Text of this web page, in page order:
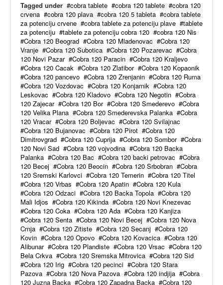
Tagged under
cobra tablete cobra 120 tablete
cobra 120
crvena
cobra 120 plava cobra 120 5 tableta
cobra tablete
za potenciju crvene
cobra tablete za potenciju plave
tablete
za potenciju
tablete za potenciju cobra 120
cobra 120 Nis
Cobra 120 Beograd
Cobra 120 Mladenovac
Cobra 120
Vranje
Cobra 120 Subotica Cobra 120 Pozarevac
Cobra
120 Novi Pazar
Cobra 120 Paracin
Cobra 120 Kraljevo
Cobra 120 Cacak
Cobra 120 Zlatibor
Cobra 120 Kopaonik
Cobra 120 pancevo
Cobra 120 Zrenjanin
Cobra 120 Ruma
Cobra 120 Vozdovac
Cobra 120 Konjarnik
Cobra 120
Leskovac
Cobra 120 Kladovo Cobra 120 Negotin
Cobra
120 Zajecar
Cobra 120 Bor Cobra 120 Smederevo
Cobra
120 Velika Plana
Cobra 120 Smederevska Palanka
Cobra
120 Vracar
Cobra 120 Boljevac
Cobra 120 Svilajnac
Cobra 120 Bujanovac
Cobra 120 Pirot
Cobra 120
Dimitrovgrad
Cobra 120 Cuprija Cobra 120 Sombor
Cobra
120 Novi Sad
Cobra 120 vojvodina
Cobra 120 Backa
Palanka
Cobra 120 Bac Cobra 120 backi petrovac
Cobra
120 Becej
Cobra 120 Beocin Cobra 120 Srbobran
Cobra
120 Sremski Karlovci
Cobra 120 Temerin
Cobra 120 Titel
Cobra 120 Vrbas
Cobra 120 Apatin
Cobra 120 Kula
Cobra 120 Odzaci
Cobra 120 Backa Topola
Cobra 120
Mali Idjos
Cobra 120 Kikinda
Cobra 120 Novi Knezevac
Cobra 120 Coka
Cobra 120 Ada
Cobra 120 Kanjiza
Cobra 120 Senta
Cobra 120 Novi Becej
Cobra 120 Nova
Crnja
Cobra 120 Zitiste Cobra 120 Secanj
Cobra 120
Kovin
Cobra 120 Opovo Cobra 120 Kovacica
Cobra 120
Alibunar
Cobra 120 Plandiste Cobra 120 Vrsac
Cobra 120
Bela Crkva
Cobra 120 Sremska Mitrovica
Cobra 120 Sid
Cobra 120 Irig
Cobra 120 pecinci
Cobra 120 Stara
Pazova
Cobra 120 Nova Pazova Cobra 120 indjija
Cobra
120 Juzna Backa
Cobra 120 Zapadna Backa
Cobra 120